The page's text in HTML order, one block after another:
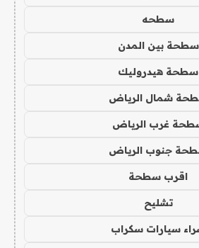
سطحه
سطحة بين المدن
سطحة هيدروليك
شمال الرياض
غرب الرياض
جنوب الرياض
اقرب سطحة
تشليح
سيارات سكراب